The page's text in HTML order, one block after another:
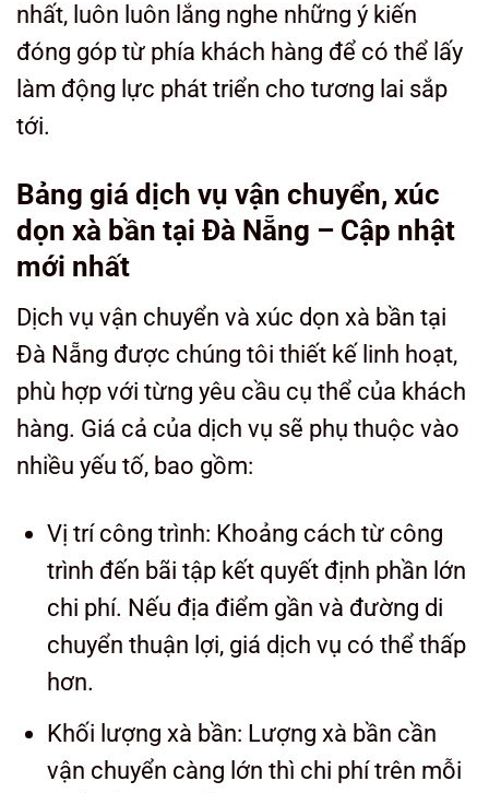
nhất, luôn luôn lắng nghe những ý kiến
đóng góp từ phía khách hàng để có thể lấy
làm động lực phát triển cho tương lai sắp
tới.
Bảng giá dịch vụ vận chuyển, xúc
dọn xà bần tại Đà Nẵng – Cập nhật
mới nhất
Dịch vụ vận chuyển và xúc dọn xà bần tại
Đà Nẵng được chúng tôi thiết kế linh hoạt,
phù hợp với từng yêu cầu cụ thể của khách
hàng. Giá cả của dịch vụ sẽ phụ thuộc vào
nhiều yếu tố, bao gồm:
Vị trí công trình: Khoảng cách từ công
trình đến bãi tập kết quyết định phần lớn
chi phí. Nếu địa điểm gần và đường di
chuyển thuận lợi, giá dịch vụ có thể thấp
hơn.
Khối lượng xà bần: Lượng xà bần cần
vận chuyển càng lớn thì chi phí trên mỗi